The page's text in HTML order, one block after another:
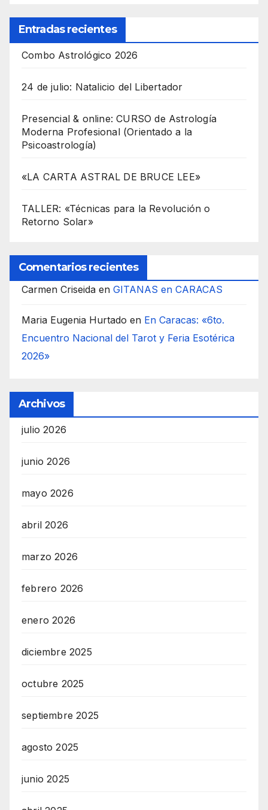
Entradas recientes
Combo Astrológico 2026
24 de julio: Natalicio del Libertador
Presencial & online: CURSO de Astrología
Moderna Profesional (Orientado a la
Psicoastrología)
«LA CARTA ASTRAL DE BRUCE LEE»
TALLER: «Técnicas para la Revolución o
Retorno Solar»
Comentarios recientes
Carmen Criseida en GITANAS en CARACAS
Maria Eugenia Hurtado en En Caracas: «6to.
Encuentro Nacional del Tarot y Feria Esotérica
2026»
Archivos
julio 2026
junio 2026
mayo 2026
abril 2026
marzo 2026
febrero 2026
enero 2026
diciembre 2025
octubre 2025
septiembre 2025
agosto 2025
junio 2025